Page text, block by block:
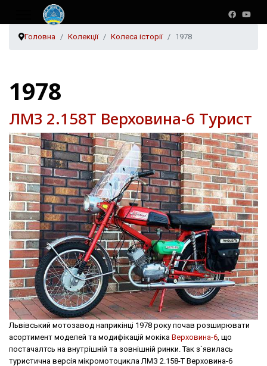
Головна Колекції Колеса історії 1978
1978
ЛМЗ 2.158Т Верховина-6 Турист
Львівський мотозавод наприкінці 1978 року почав розширювати
асортимент моделей та модифікацій мокіка Верховина-6 , що
постачалтсь на внутрішній та зовнішній ринки. Так з`явилась
туристична версія мікромотоцикла ЛМЗ 2.158-Т Верховина-6